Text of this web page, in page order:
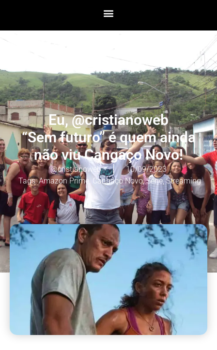
Eu, @cristianoweb
“Sem futuro” é quem ainda
não viu Cangaço Novo!
@cristianoweb
10/09/2023
Tags:Amazon Prime, Cangaço Novo,Série,Streaming